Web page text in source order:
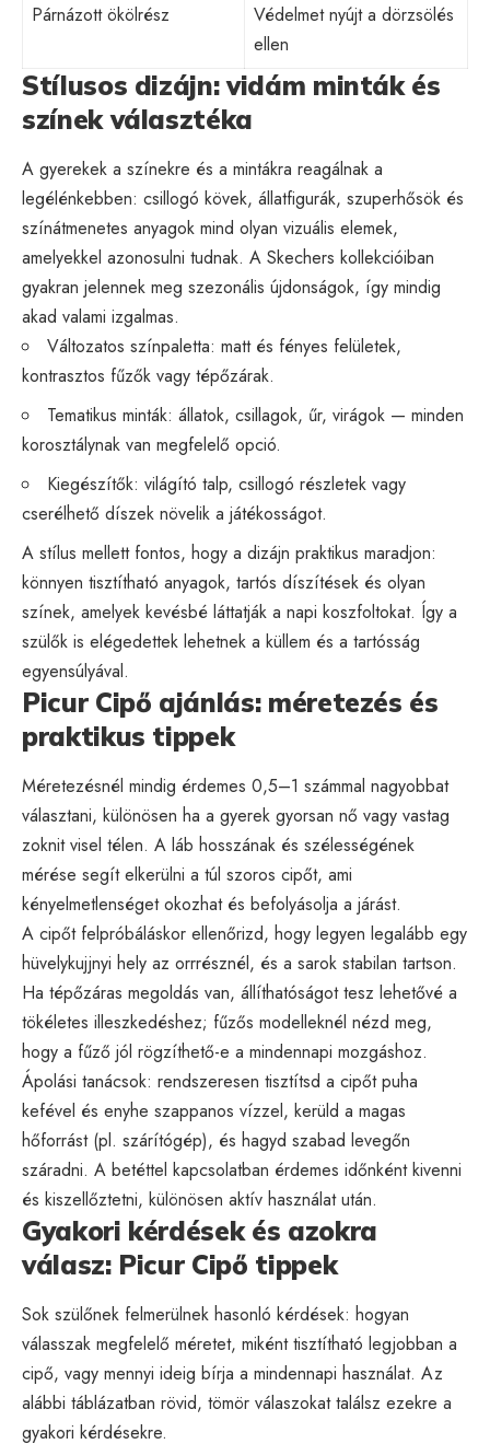
Párnázott ökölrész
Védelmet nyújt a dörzsölés
ellen
Stílusos dizájn: vidám minták és
színek választéka
A gyerekek a színekre és a mintákra reagálnak a
legélénkebben: csillogó kövek, állatfigurák, szuperhősök és
színátmenetes anyagok mind olyan vizuális elemek,
amelyekkel azonosulni tudnak. A Skechers kollekcióiban
gyakran jelennek meg szezonális újdonságok, így mindig
akad valami izgalmas.
Változatos színpaletta: matt és fényes felületek,
kontrasztos fűzők vagy tépőzárak.
Tematikus minták: állatok, csillagok, űr, virágok — minden
korosztálynak van megfelelő opció.
Kiegészítők: világító talp, csillogó részletek vagy
cserélhető díszek növelik a játékosságot.
A stílus mellett fontos, hogy a dizájn praktikus maradjon:
könnyen tisztítható anyagok, tartós díszítések és olyan
színek, amelyek kevésbé láttatják a napi koszfoltokat. Így a
szülők is elégedettek lehetnek a küllem és a tartósság
egyensúlyával.
Picur Cipő ajánlás: méretezés és
praktikus tippek
Méretezésnél mindig érdemes 0,5–1 számmal nagyobbat
választani, különösen ha a gyerek gyorsan nő vagy vastag
zoknit visel télen. A láb hosszának és szélességének
mérése segít elkerülni a túl szoros cipőt, ami
kényelmetlenséget okozhat és befolyásolja a járást.
A cipőt felpróbáláskor ellenőrizd, hogy legyen legalább egy
hüvelykujjnyi hely az orrrésznél, és a sarok stabilan tartson.
Ha tépőzáras megoldás van, állíthatóságot tesz lehetővé a
tökéletes illeszkedéshez; fűzős modelleknél nézd meg,
hogy a fűző jól rögzíthető-e a mindennapi mozgáshoz.
Ápolási tanácsok: rendszeresen tisztítsd a cipőt puha
kefével és enyhe szappanos vízzel, kerüld a magas
hőforrást (pl. szárítógép), és hagyd szabad levegőn
száradni. A betéttel kapcsolatban érdemes időnként kivenni
és kiszellőztetni, különösen aktív használat után.
Gyakori kérdések és azokra
válasz: Picur Cipő tippek
Sok szülőnek felmerülnek hasonló kérdések: hogyan
válasszak megfelelő méretet, miként tisztítható legjobban a
cipő, vagy mennyi ideig bírja a mindennapi használat. Az
alábbi táblázatban rövid, tömör válaszokat találsz ezekre a
gyakori kérdésekre.